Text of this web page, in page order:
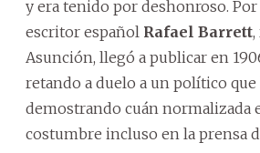
y era tenido por deshonroso.
escritor español Rafael Barrett,
Asunción, llegó a publicar en
retando a duelo a un político
demostrando cuán normalizada
costumbre incluso en la prensa